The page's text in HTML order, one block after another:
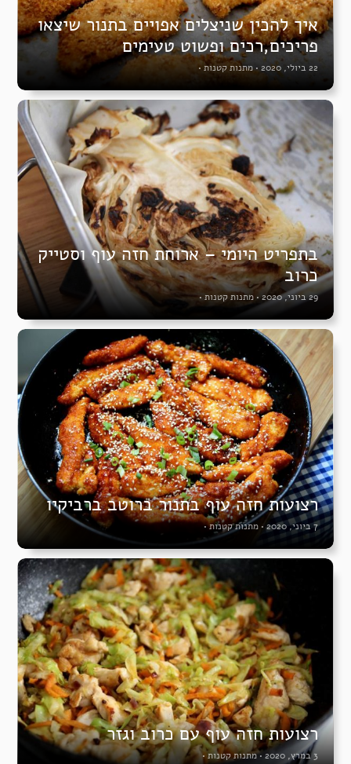
איך להכין שניצלים אפויים בתנור שיצאו
פריכים,רכים ופשוט טעימים
22 ביולי, 2020 • מתנות קטנות •
בתפריט היומי – ארוחת חזה עוף וסטייק
כרוב
29 ביוני, 2020 • מתנות קטנות •
רצועות חזה עוף בתנור ברוטב ברביקיו
7 ביוני, 2020 • מתנות קטנות•
רצועות חזה עוף עם כרוב וגזר
3 במרץ, 2020 •מתנות קטנות•